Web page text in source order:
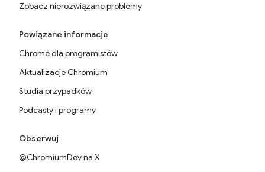
Zobacz nierozwiązane problemy
Powiązane informacje
Chrome dla programistów
Aktualizacje Chromium
Studia przypadków
Podcasty i programy
Obserwuj
@ChromiumDev na X